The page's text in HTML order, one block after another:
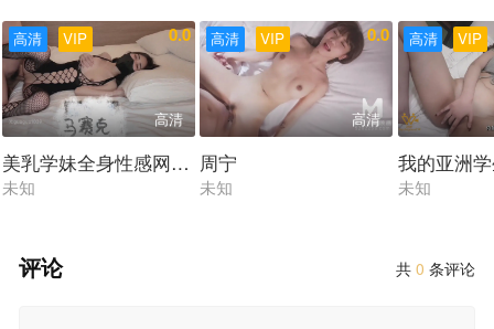
VIP
高清 0.0
高清
美乳学妹全身性感网袜酒店内足交做爱
未知
VIP
高清 0.0
高清
周宁
未知
VIP
高清
我的亚洲
未知
共0 条评论
评论